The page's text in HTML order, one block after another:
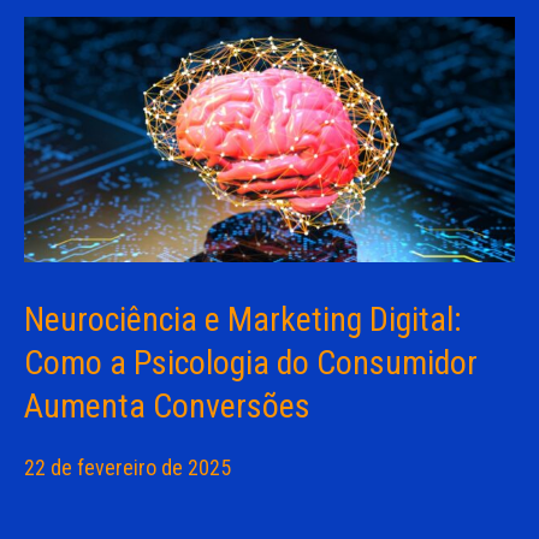
Neurociência e Marketing Digital:
Como a Psicologia do Consumidor
Aumenta Conversões
22 de fevereiro de 2025